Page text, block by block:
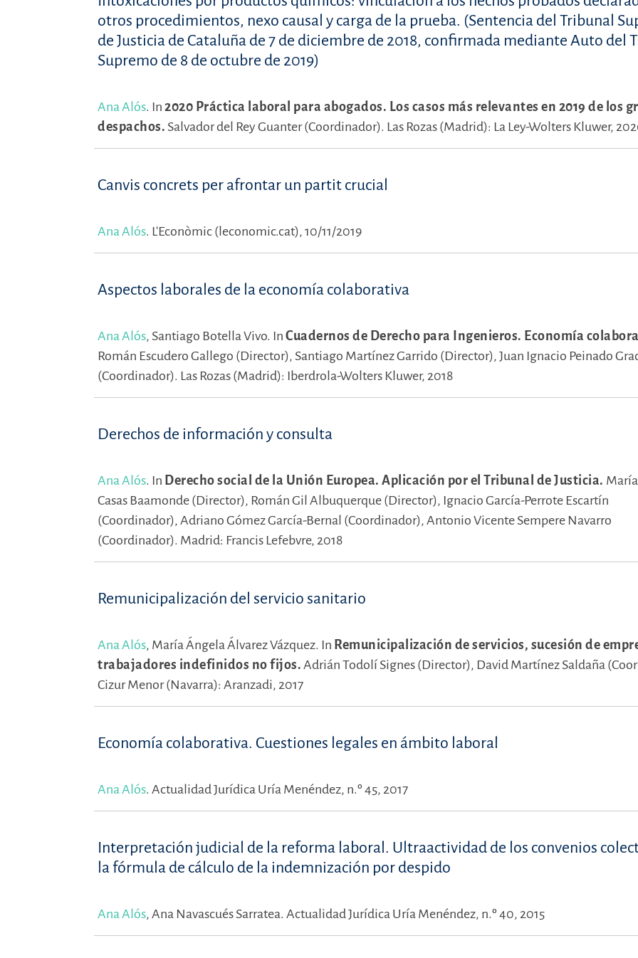
otros procedimientos, nexo causal y carga de la prueba. (Sentencia del Tribunal
de Justicia de Cataluña de 7 de diciembre de 2018, confirmada mediante Auto del
Supremo de 8 de octubre de 2019)
Ana Alós. In 2020 Práctica laboral para abogados. Los casos más relevantes en 2019 de los
despachos. Salvador del Rey Guanter (Coordinador). Las Rozas (Madrid): La Ley-Wolters Kluwer,
Canvis concrets per afrontar un partit crucial
Ana Alós. L'Econòmic (leconomic.cat), 10/11/2019
Aspectos laborales de la economía colaborativa
Ana Alós, Santiago Botella Vivo. In Cuadernos de Derecho para Ingenieros. Economía
Román Escudero Gallego (Director), Santiago Martínez Garrido (Director), Juan Ignacio Peinado
(Coordinador). Las Rozas (Madrid): Iberdrola-Wolters Kluwer, 2018
Derechos de información y consulta
Ana Alós. In Derecho social de la Unión Europea. Aplicación por el Tribunal de Justicia.
Casas Baamonde (Director), Román Gil Albuquerque (Director), Ignacio García-Perrote Escartín
(Coordinador), Adriano Gómez García-Bernal (Coordinador), Antonio Vicente Sempere Navarro
(Coordinador). Madrid: Francis Lefebvre, 2018
Remunicipalización del servicio sanitario
Ana Alós, María Ángela Álvarez Vázquez. In Remunicipalización de servicios, sucesión de
trabajadores indefinidos no fijos. Adrián Todolí Signes (Director), David Martínez Saldaña
Cizur Menor (Navarra): Aranzadi, 2017
Economía colaborativa. Cuestiones legales en ámbito laboral
Ana Alós. Actualidad Jurídica Uría Menéndez, n.º 45, 2017
Interpretación judicial de la reforma laboral. Ultraactividad de los convenios
la fórmula de cálculo de la indemnización por despido
Ana Alós, Ana Navascués Sarratea. Actualidad Jurídica Uría Menéndez, n.º 40, 2015